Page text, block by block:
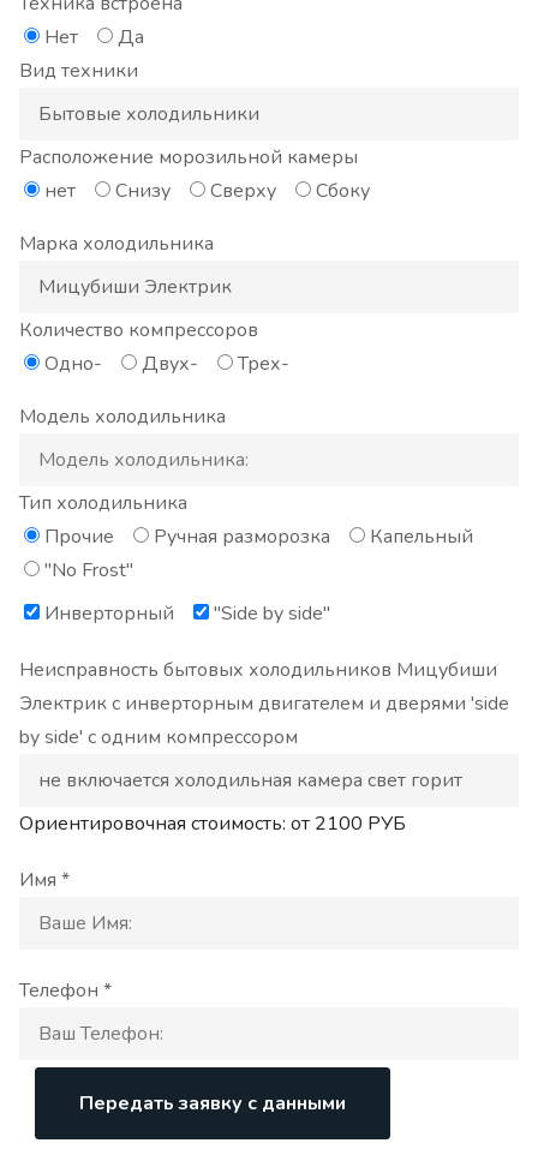
Нет
Да
Вид техники
Расположение морозильной камеры
нет
Снизу Сверху
Сбоку
Марка холодильника
Количество компрессоров
Одно-
Двух-
Трех-
Модель холодильника
Тип холодильника
Прочие
Ручная разморозка
Капельный
"No Frost"
Инверторный
"Side by side"
Неисправность бытовых холодильников Мицубиши
Электрик с инверторным двигателем и дверями 'side
by side' с одним компрессором
Ориентировочная стоимость: от 2100 РУБ
Имя *
Телефон *
Передать заявку с данными